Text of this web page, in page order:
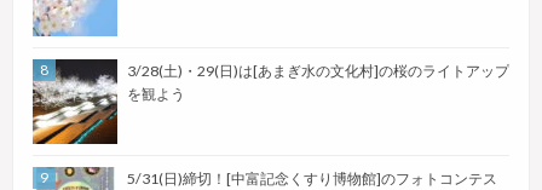
3/28(土)・29(日)は[あまぎ水の文化村]の桜のライトアップ
を観よう
5/31(日)締切！[中富記念くすり博物館]のフォトコンテス